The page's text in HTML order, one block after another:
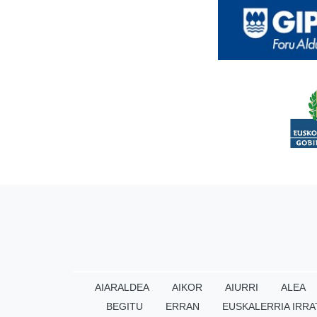
AIARALDEA AIKOR AIURRI ALEA
BEGITU
ERRAN EUSKALERRIA